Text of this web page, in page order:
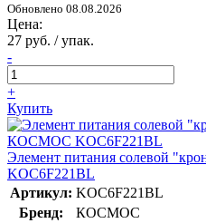
Обновлено 08.08.2026
Цена:
27 руб. / упак.
-
+
Купить
Элемент питания солевой
KOC6F221BL
Артикул: KOC6F221BL
Бренд:
КОСМОС